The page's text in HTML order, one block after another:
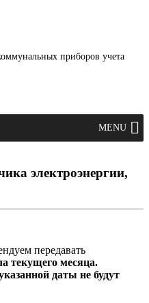
приборов учета
MENU
электроэнергии,
передавать
текущего месяца.
даты не будут